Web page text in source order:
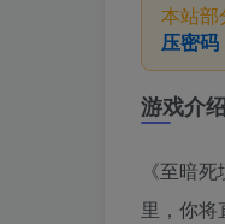
本站
压密码
游戏介绍
《至暗
里，你